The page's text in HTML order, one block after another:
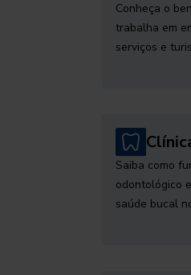
Conheça o
trabalha em
serviços e
Saiba como
odontológico
saúde bucal